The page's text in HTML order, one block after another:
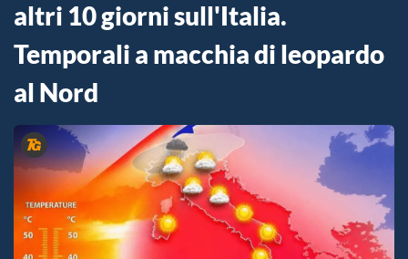
altri 10 giorni sull'Italia.
Temporali a macchia di leopardo
al Nord